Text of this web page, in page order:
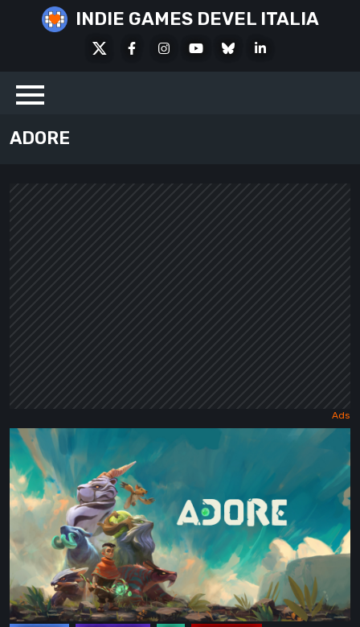
INDIE GAMES DEVEL ITALIA
FacebookInstagramYoutubeBlueskyLinkedIn
ADORE
Adore:
un
affascinante
viaggio
innovazione
monotonia
–